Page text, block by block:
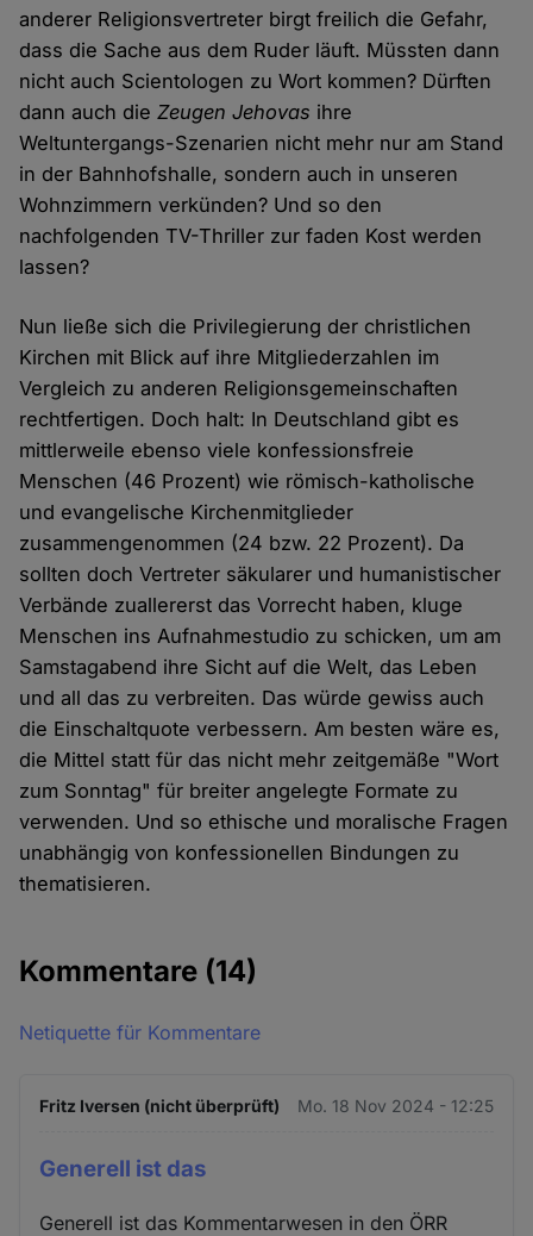
anderer Religionsvertreter birgt freilich die Gefahr,
dass die Sache aus dem Ruder läuft. Müssten dann
nicht auch Scientologen zu Wort kommen? Dürften
dann auch dieZeugen Jehovas ihre
Weltuntergangs-Szenarien nicht mehr nur am Stand
in der Bahnhofshalle, sondern auch in unseren
Wohnzimmern verkünden? Und so den
nachfolgenden TV-Thriller zur faden Kost werden
lassen?
Nun ließe sich die Privilegierung der christlichen
Kirchen mit Blick auf ihre Mitgliederzahlen im
Vergleich zu anderen Religionsgemeinschaften
rechtfertigen. Doch halt: In Deutschland gibt es
mittlerweile ebenso viele konfessionsfreie
Menschen (46 Prozent) wie römisch-katholische
und evangelische Kirchenmitglieder
zusammengenommen (24 bzw. 22 Prozent). Da
sollten doch Vertreter säkularer und humanistischer
Verbände zuallererst das Vorrecht haben, kluge
Menschen ins Aufnahmestudio zu schicken, um am
Samstagabend ihre Sicht auf die Welt, das Leben
und all das zu verbreiten. Das würde gewiss auch
die Einschaltquote verbessern. Am besten wäre es,
die Mittel statt für das nicht mehr zeitgemäße "Wort
zum Sonntag" für breiter angelegte Formate zu
verwenden. Und so ethische und moralische Fragen
unabhängig von konfessionellen Bindungen zu
thematisieren.
Kommentare (14)
Netiquette für Kommentare
Fritz Iversen (nicht überprüft) Mo. 18 Nov 2024 - 12:25
Generell ist das
Generell ist das Kommentarwesen in den ÖRR